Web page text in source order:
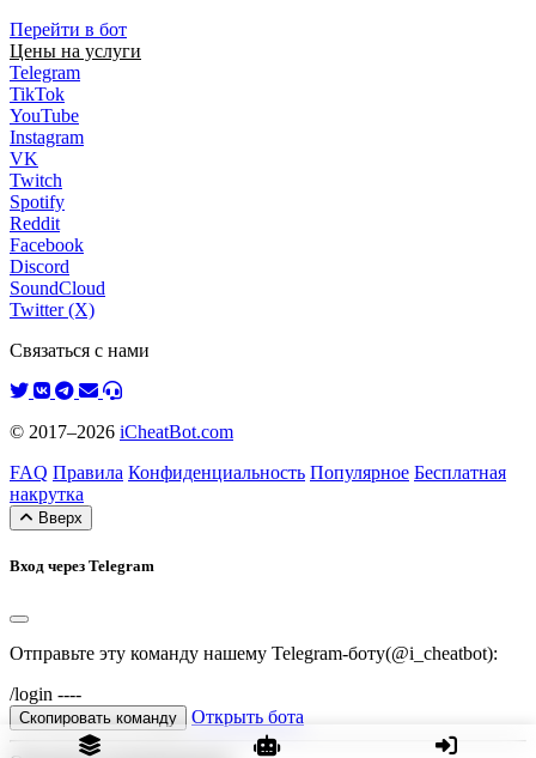
Перейти в бот
Цены на услуги
Telegram
TikTok
YouTube
Instagram
VK
Twitch
Spotify
Reddit
Facebook
Discord
SoundCloud
Twitter (X)
Связаться с нами
© 2017–2026 iCheatBot.com
FAQ Правила Конфиденциальность Популярное Бесплатная
накрутка
Вверх
Вход через Telegram
Отправьте эту команду нашему Telegram-боту(@i_cheatbot):
/login ----
Скопировать команду Открыть бота